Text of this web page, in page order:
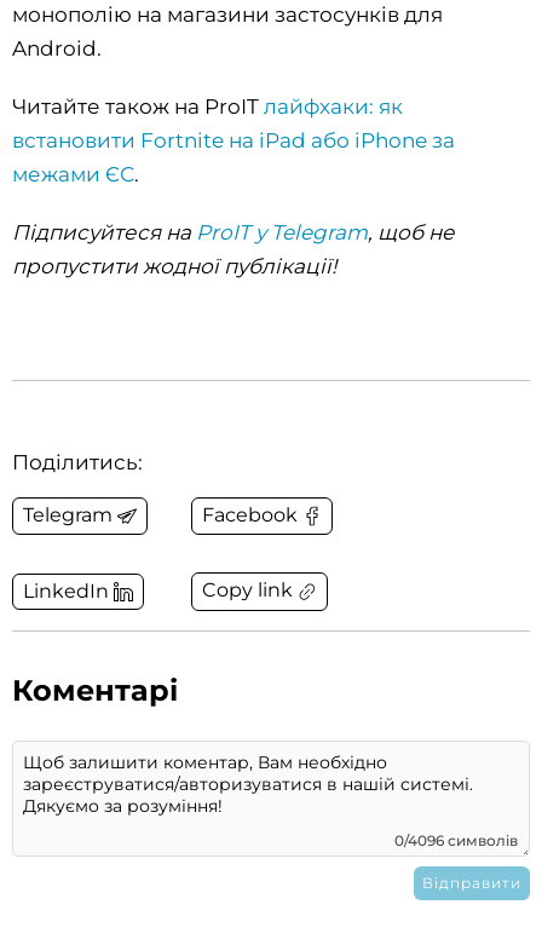
монополію на магазини застосунків для
Android.
Читайте також на ProIT лайфхаки: як
встановити Fortnite на iPad або iPhone за
межами ЄС.
Підписуйтеся на ProIT у Telegram, щоб не
пропустити жодної публікації!
Поділитись:
Telegram Facebook
LinkedIn Copy link
Коментарі
0/4096 символів